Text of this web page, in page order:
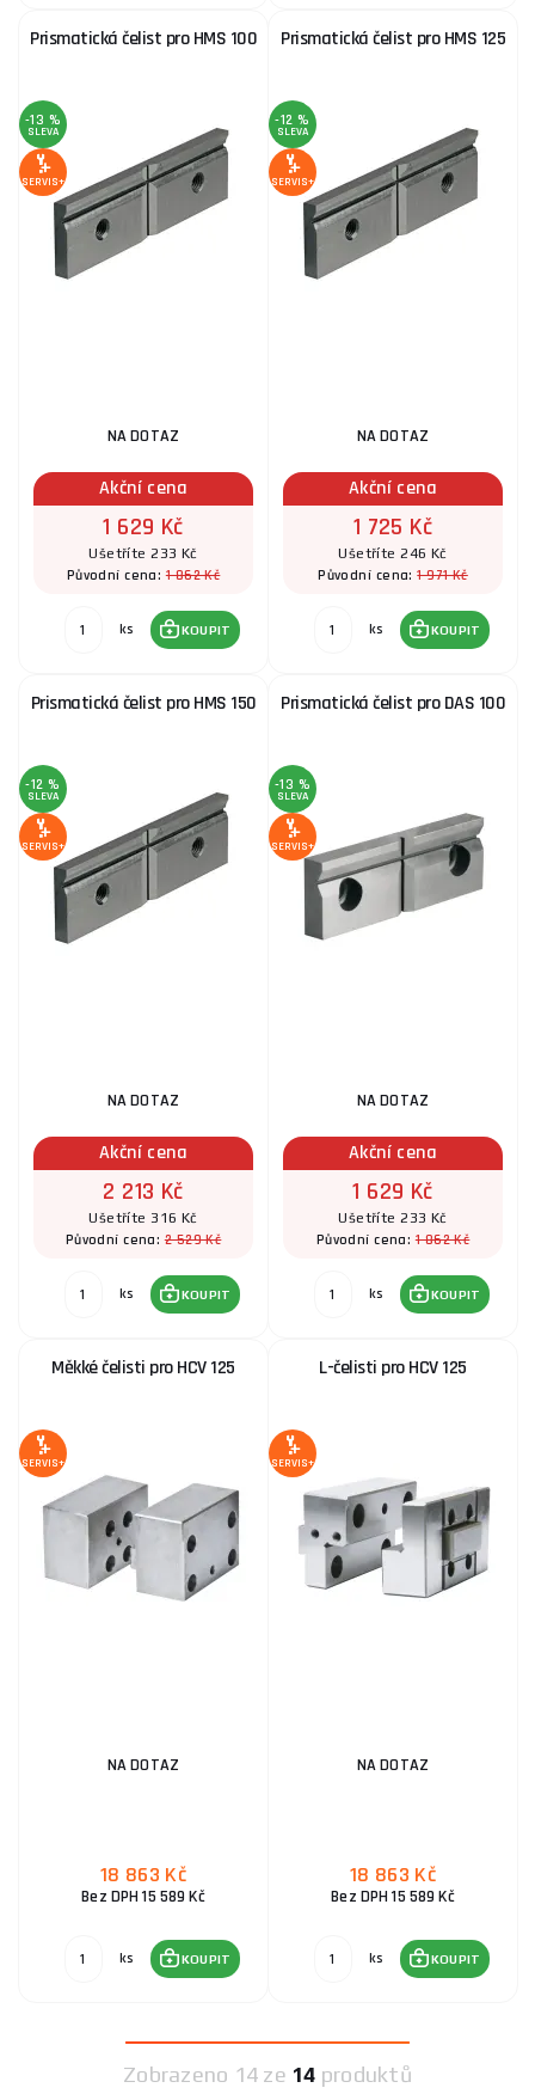
Prismatická čelist pro HMS 100
-13 %
SLEVA
SERVIS+
NA DOTAZ
Akční cena
1 629 Kč
Ušetříte 233 Kč
Původní cena:1 862 Kč
ks KOUPIT
Prismatická čelist pro HMS 125
-12 %
SLEVA
SERVIS+
NA DOTAZ
Akční cena
1 725 Kč
Ušetříte 246 Kč
Původní cena:1 971 Kč
ks KOUPIT
Prismatická čelist pro HMS 150
-12 %
SLEVA
SERVIS+
NA DOTAZ
Akční cena
2 213 Kč
Ušetříte 316 Kč
Původní cena:2 529 Kč
ks KOUPIT
Prismatická čelist pro DAS 100
-13 %
SLEVA
SERVIS+
NA DOTAZ
Akční cena
1 629 Kč
Ušetříte 233 Kč
Původní cena:1 862 Kč
ks KOUPIT
Měkké čelisti pro HCV 125
SERVIS+
NA DOTAZ
18 863 Kč
Bez DPH 15 589 Kč
ks KOUPIT
L-čelisti pro HCV 125
SERVIS+
NA DOTAZ
18 863 Kč
Bez DPH 15 589 Kč
ks KOUPIT
Zobrazeno 14 ze 14 produktů